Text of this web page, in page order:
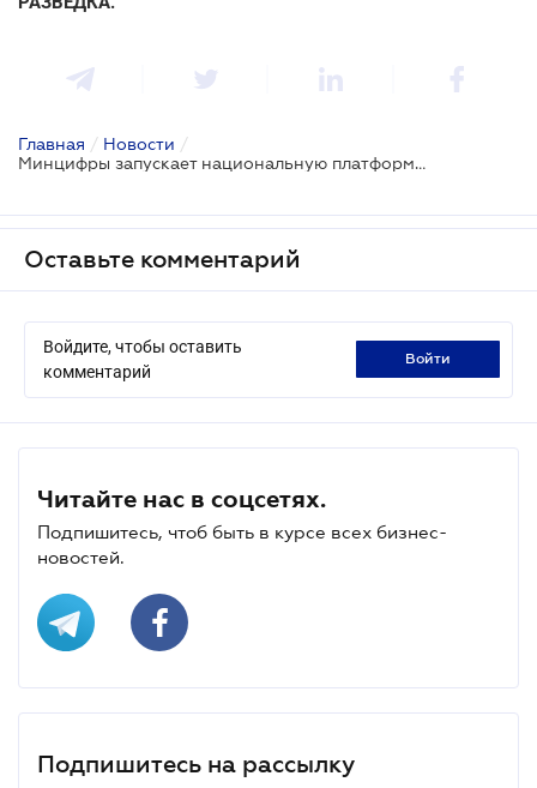
Главная / Новости /
Минцифры запускает национальную платформу электронной демократии "ВзаємоДію"
Оставьте комментарий
Войдите, чтобы оставить
комментарий
войти
Читайте нас в соцсетях.
Подпишитесь, чтоб быть в курсе всех бизнес-
новостей.
Подпишитесь на рассылку